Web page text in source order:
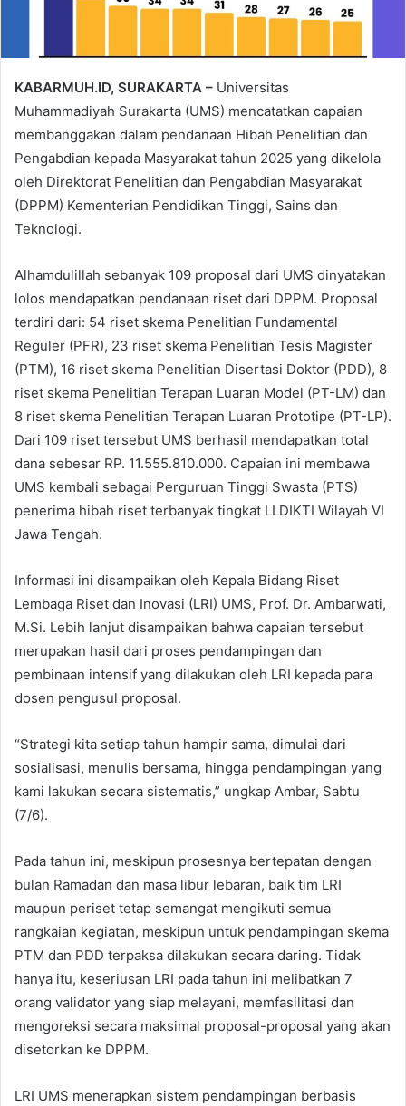
KABARMUH.ID, SURAKARTA – Universitas
Muhammadiyah Surakarta (UMS) mencatatkan capaian
membanggakan dalam pendanaan Hibah Penelitian dan
Pengabdian kepada Masyarakat tahun 2025 yang dikelola
oleh Direktorat Penelitian dan Pengabdian Masyarakat
(DPPM) Kementerian Pendidikan Tinggi, Sains dan
Teknologi.
Alhamdulillah sebanyak 109 proposal dari UMS dinyatakan
lolos mendapatkan pendanaan riset dari DPPM. Proposal
terdiri dari: 54 riset skema Penelitian Fundamental
Reguler (PFR), 23 riset skema Penelitian Tesis Magister
(PTM), 16 riset skema Penelitian Disertasi Doktor (PDD), 8
riset skema Penelitian Terapan Luaran Model (PT-LM) dan
8 riset skema Penelitian Terapan Luaran Prototipe (PT-LP).
Dari 109 riset tersebut UMS berhasil mendapatkan total
dana sebesar RP. 11.555.810.000. Capaian ini membawa
UMS kembali sebagai Perguruan Tinggi Swasta (PTS)
penerima hibah riset terbanyak tingkat LLDIKTI Wilayah VI
Jawa Tengah.
Informasi ini disampaikan oleh Kepala Bidang Riset
Lembaga Riset dan Inovasi (LRI) UMS, Prof. Dr. Ambarwati,
M.Si. Lebih lanjut disampaikan bahwa capaian tersebut
merupakan hasil dari proses pendampingan dan
pembinaan intensif yang dilakukan oleh LRI kepada para
dosen pengusul proposal.
“Strategi kita setiap tahun hampir sama, dimulai dari
sosialisasi, menulis bersama, hingga pendampingan yang
kami lakukan secara sistematis,” ungkap Ambar, Sabtu
(7/6).
Pada tahun ini, meskipun prosesnya bertepatan dengan
bulan Ramadan dan masa libur lebaran, baik tim LRI
maupun periset tetap semangat mengikuti semua
rangkaian kegiatan, meskipun untuk pendampingan skema
PTM dan PDD terpaksa dilakukan secara daring. Tidak
hanya itu, keseriusan LRI pada tahun ini melibatkan 7
orang validator yang siap melayani, memfasilitasi dan
mengoreksi secara maksimal proposal-proposal yang akan
disetorkan ke DPPM.
LRI UMS menerapkan sistem pendampingan berbasis